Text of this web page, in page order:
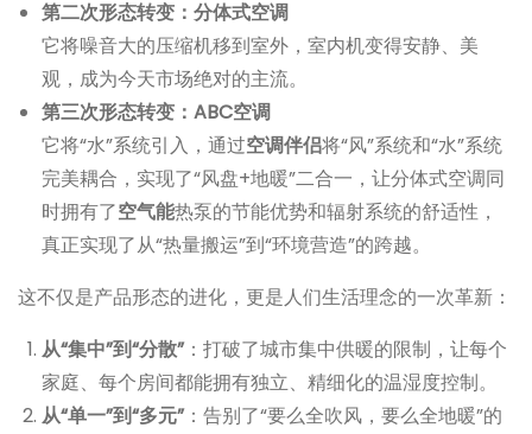
第二次形态转变：分体式空调
它将噪音大的压缩机移到室外，室内机变得安静、美
观，成为今天市场绝对的主流。
第三次形态转变：ABC空调
它将“水”系统引入，通过空调伴侣将“风”系统和“水”系统
完美耦合，实现了“风盘+地暖”二合一，让分体式空调同
时拥有了空气能热泵的节能优势和辐射系统的舒适性，
真正实现了从“热量搬运”到“环境营造”的跨越。
这不仅是产品形态的进化，更是人们生活理念的一次革新：
从“集中”到“分散”：打破了城市集中供暖的限制，让每个
家庭、每个房间都能拥有独立、精细化的温湿度控制。
从“单一”到“多元”：告别了“要么全吹风，要么全地暖”的